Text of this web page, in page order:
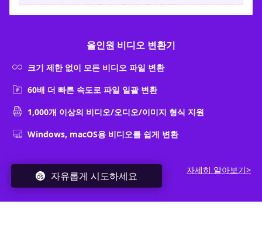
올인원 비디오 변환기
크기 제한 없이 모든 비디오 파일 변환
60배 더 빠른 속도로 파일 일괄 변환
1,000개 이상의 비디오/오디오/이미지 형식 지원
Windows, macOS용 비디오를 쉽게 변환
자유롭게 시도하세요
자세히 알아보기>